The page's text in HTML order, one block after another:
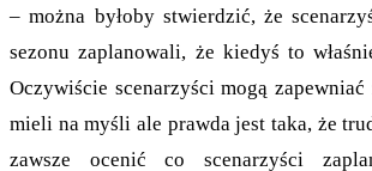
– można byłoby stwierdzić, że
sezonu zaplanowali, że kiedyś to
Oczywiście scenarzyści mogą
mieli na myśli ale prawda jest taka, że
zawsze ocenić co scenarzyści